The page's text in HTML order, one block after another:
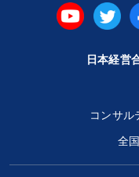
日本経営
コンサル
全